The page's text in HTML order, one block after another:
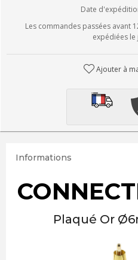
Date
Les commandes passées avant
expédiées
Ajouter à
Informations
Plaqué Or